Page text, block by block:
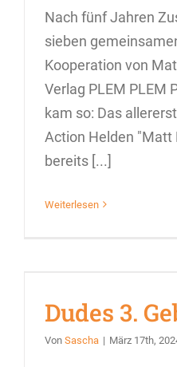
Nach fünf Jahren
sieben
Kooperation von
Verlag PLEM PLEM
kam so: Das
Action Helden "Matt
bereits [...]
Weiterlesen
Dudes 3.
Von Sascha | März 17th,